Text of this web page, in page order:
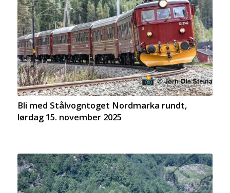
Bli med Stålvogntoget Nordmarka rundt,
lørdag 15. november 2025